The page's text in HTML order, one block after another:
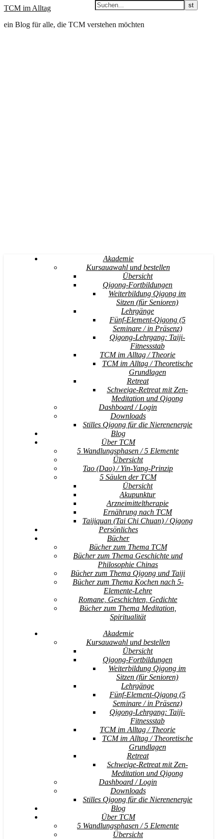
TCM im Alltag
ein Blog für alle, die TCM verstehen möchten
Akademie
Kursauawahl und bestellen
Übersicht
Qigong-Fortbildungen
Weiterbildung Qigong im
Sitzen (für Senioren)
Lehrgänge
Fünf-Element-Qigong (5
Seminare / in Präsenz)
Qigong-Lehrgang: Taiji-
Fitnessstab
TCM im Alltag / Theorie
TCM im Alltag / Theoretische
Grundlagen
Retreat
Schweige-Retreat mit Zen-
Meditation und Qigong
Dashboard / Login
Downloads
Stilles Qigong für die Nierenenergie
Blog
Über TCM
5 Wandlungsphasen / 5 Elemente
Übersicht
Tao (Dao) / Yin-Yang-Prinzip
5 Säulen der TCM
Übersicht
Akupunktur
Arzneimitteltherapie
Ernährung nach TCM
Taijiquan (Tai Chi Chuan) / Qigong
Persönliches
Bücher
Bücher zum Thema TCM
Bücher zum Thema Geschichte und
Philosophie Chinas
Bücher zum Thema Qigong und Taiji
Bücher zum Thema Kochen nach 5-
Elemente-Lehre
Romane, Geschichten, Gedichte
Bücher zum Thema Meditation,
Spiritualität
Akademie
Kursauawahl und bestellen
Übersicht
Qigong-Fortbildungen
Weiterbildung Qigong im
Sitzen (für Senioren)
Lehrgänge
Fünf-Element-Qigong (5
Seminare / in Präsenz)
Qigong-Lehrgang: Taiji-
Fitnessstab
TCM im Alltag / Theorie
TCM im Alltag / Theoretische
Grundlagen
Retreat
Schweige-Retreat mit Zen-
Meditation und Qigong
Dashboard / Login
Downloads
Stilles Qigong für die Nierenenergie
Blog
Über TCM
5 Wandlungsphasen / 5 Elemente
Übersicht